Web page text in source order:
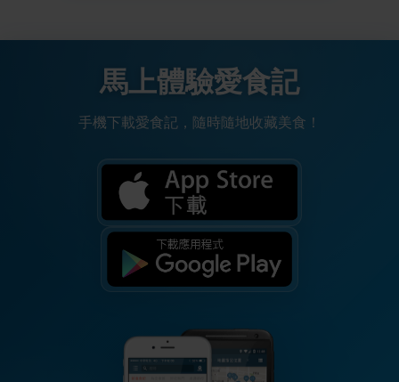
馬上體驗愛食記
手機下載愛食記，隨時隨地收藏美食！